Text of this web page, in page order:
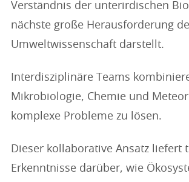
Verständnis der unterirdischen
nächste große Herausforderung
Umweltwissenschaft darstellt.
Interdisziplinäre Teams
Mikrobiologie, Chemie und
komplexe Probleme zu lösen.
Dieser kollaborative Ansatz liefert
Erkenntnisse darüber, wie